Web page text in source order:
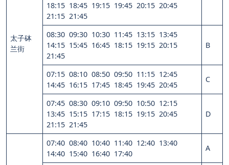
太子砵
兰街
18:15 18:45 19:15 19:45 20:15 20:45
21:15 21:45
08:30 09:30 10:30 11:45 13:15 13:45
14:15 15:45 16:45 18:15 19:15 20:15
21:45
B
07:15 08:10 08:50 09:50 11:15 12:45
14:45 16:15 17:45 18:45 19:45 20:45
C
07:45 08:30 09:10 09:50 10:50 12:15
13:45 15:15 17:15 18:15 19:15 20:45
21:15 21:45
D
07:40 08:40 10:40 11:40 12:40 13:40
14:40 15:40 16:40 17:40
A